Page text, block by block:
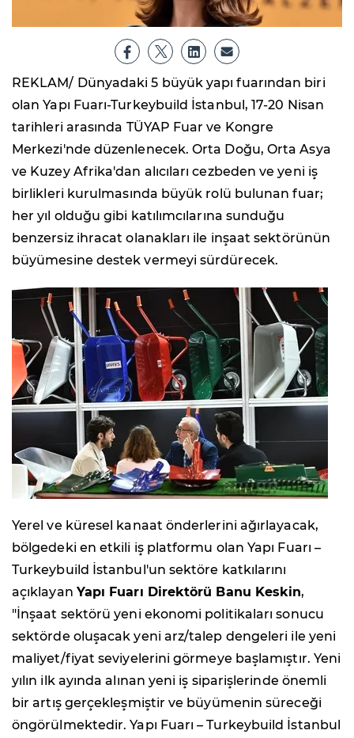
REKLAM/ Dünyadaki 5 büyük yapı fuarından biri
olan Yapı Fuarı-Turkeybuild İstanbul, 17-20 Nisan
tarihleri arasında TÜYAP Fuar ve Kongre
Merkezi'nde düzenlenecek. Orta Doğu, Orta Asya
ve Kuzey Afrika'dan alıcıları cezbeden ve yeni iş
birlikleri kurulmasında büyük rolü bulunan fuar;
her yıl olduğu gibi katılımcılarına sunduğu
benzersiz ihracat olanakları ile inşaat sektörünün
büyümesine destek vermeyi sürdürecek.
Yerel ve küresel kanaat önderlerini ağırlayacak,
bölgedeki en etkili iş platformu olan Yapı Fuarı –
Turkeybuild İstanbul'un sektöre katkılarını
açıklayan Yapı Fuarı Direktörü Banu Keskin,
"İnşaat sektörü yeni ekonomi politikaları sonucu
sektörde oluşacak yeni arz/talep dengeleri ile yeni
maliyet/fiyat seviyelerini görmeye başlamıştır. Yeni
yılın ilk ayında alınan yeni iş siparişlerinde önemli
bir artış gerçekleşmiştir ve büyümenin süreceği
öngörülmektedir. Yapı Fuarı – Turkeybuild İstanbul